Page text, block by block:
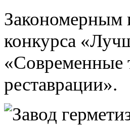
Закономерным
конкурса
«Современные
реставрации».